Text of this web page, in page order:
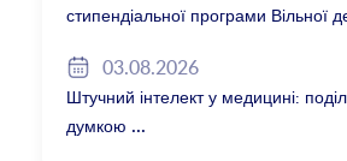
стипендіальної програми Вільної
03.08.2026
Штучний інтелект у медицині:
думкою